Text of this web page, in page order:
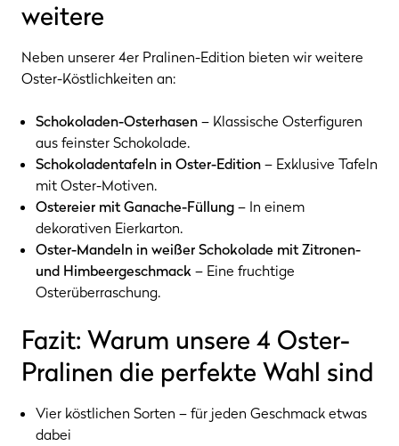
weitere
Neben unserer 4er Pralinen-Edition bieten wir weitere
Oster-Köstlichkeiten an:
Schokoladen-Osterhasen – Klassische Osterfiguren
aus feinster Schokolade.
Schokoladentafeln in Oster-Edition – Exklusive Tafeln
mit Oster-Motiven.
Ostereier mit Ganache-Füllung – In einem
dekorativen Eierkarton.
Oster-Mandeln in weißer Schokolade mit Zitronen-
und Himbeergeschmack – Eine fruchtige
Osterüberraschung.
Fazit: Warum unsere 4 Oster-
Pralinen die perfekte Wahl sind
Vier köstlichen Sorten – für jeden Geschmack etwas
dabei